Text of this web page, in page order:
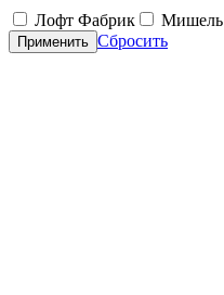
Лофт Фабрик Мишель
Применить Сбросить